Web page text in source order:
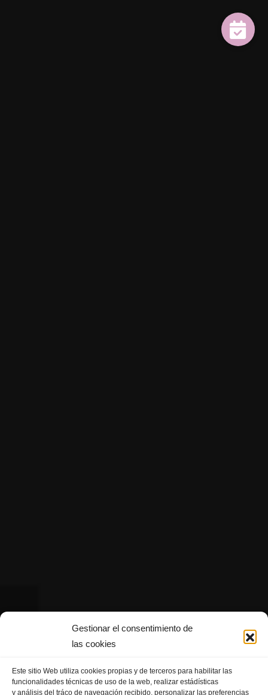
Gestionar el consentimiento de
las cookies
Este sitio Web utiliza cookies propias y de terceros para habilitar las
funcionalidades técnicas de uso de la web, realizar estádísticas
y análisis del tráco de navegación recibido, personalizar las preferencias